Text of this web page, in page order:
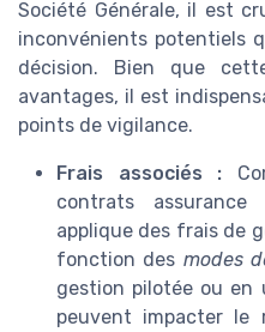
Société Générale, il est
inconvénients potentiels
décision. Bien que
avantages, il est
points de vigilance.
Frais associés :
contrats
applique des frais de
fonction des modes
gestion pilotée ou en
peuvent impacter le